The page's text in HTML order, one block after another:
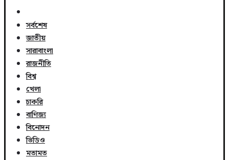
সর্বশেষ
জাতীয়
সারাবাংলা
রাজনীতি
বিশ্ব
খেলা
চাকরি
বাণিজ্য
বিনোদন
ভিডিও
মতামত